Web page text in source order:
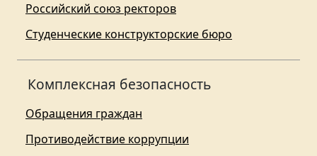
Российский союз ректоров
Студенческие конструкторские бюро
Комплексная безопасность
Обращения граждан
Противодействие коррупции